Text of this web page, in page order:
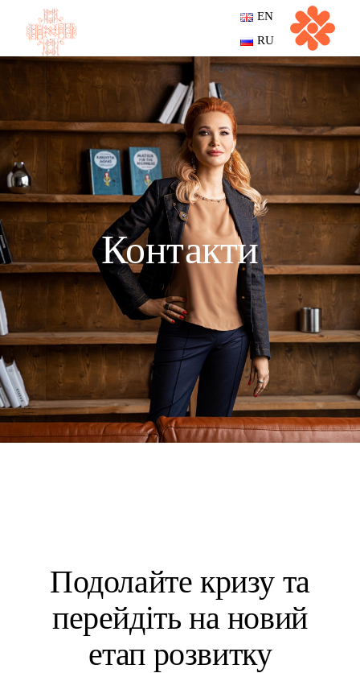
EN
RU
Контакти
Подолайте кризу та
перейдіть на новий
етап розвитку